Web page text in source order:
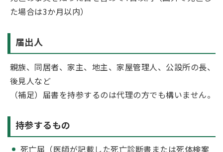
た場合は3か月以内）
届出人
親族、同居者、家主、地主、家屋管理人、公設所の長、
後見人など
（補足）届書を持参するのは代理の方でも構いません。
持参するもの
死亡届（医師が記載した死亡診断書または死体検案